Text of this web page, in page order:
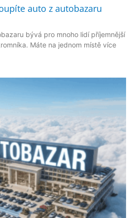
auto z autobazaru
bývá pro mnoho lidí příjemnější
Máte na jednom místě více